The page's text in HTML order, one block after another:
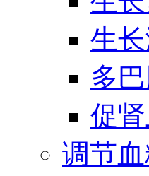
生
多
促
调节